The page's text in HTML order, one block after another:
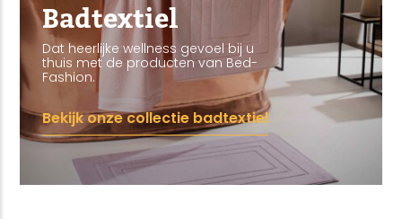
Badtextiel
Dat heerlijke wellness gevoel bij u
thuis met de producten van Bed-
Fashion.
Bekijk onze collectie badtextiel